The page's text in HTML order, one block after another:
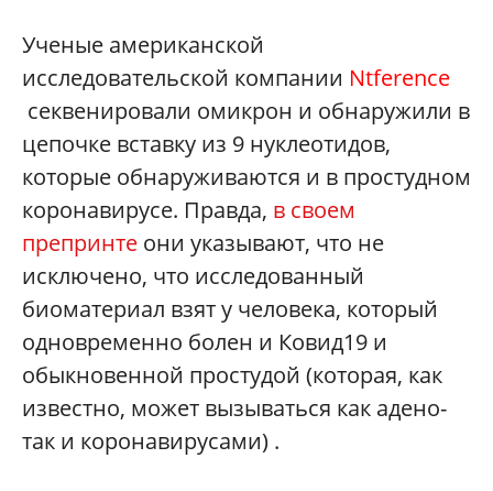
Ученые американской
исследовательской компании Ntference
секвенировали омикрон и обнаружили в
цепочке вставку из 9 нуклеотидов,
которые обнаруживаются и в простудном
коронавирусе. Правда, в своем
препринте они указывают, что не
исключено, что исследованный
биоматериал взят у человека, который
одновременно болен и Ковид19 и
обыкновенной простудой (которая, как
известно, может вызываться как адено-
так и коронавирусами) .